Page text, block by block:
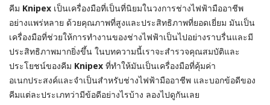
คีม Knipex เป็นเครื่องมือที่เป็นที่นิยมในวงการช่างไฟฟ้ามืออาชีพ
อย่างแพร่หลาย ด้วยคุณภาพที่สูงและประสิทธิภาพที่ยอดเยี่ยม มันเป็น
เครื่องมือที่ช่วยให้การทำงานของช่างไฟฟ้าเป็นไปอย่างราบรื่นและมี
ประสิทธิภาพมากยิ่งขึ้น ในบทความนี้เราจะสำรวจคุณสมบัติและ
ประโยชน์ของคีม Knipex ที่ทำให้มันเป็นเครื่องมือที่คุ้มค่า
อเนกประสงค์และจำเป็นสำหรับช่างไฟฟ้ามืออาชีพ และบอกข้อดีของ
คีมแต่ละประเภทว่ามีข้อดีอย่างไรบ้าง ลองไปดูกันเลย